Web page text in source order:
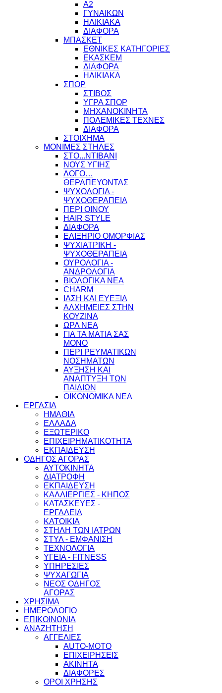
Α2
ΓΥΝΑΙΚΩΝ
ΗΛΙΚΙΑΚΑ
ΔΙΑΦΟΡΑ
ΜΠΑΣΚΕΤ
ΕΘΝΙΚΕΣ ΚΑΤΗΓΟΡΙΕΣ
ΕΚΑΣΚΕΜ
ΔΙΑΦΟΡΑ
ΗΛΙΚΙΑΚΑ
ΣΠΟΡ
ΣΤΙΒΟΣ
ΥΓΡΑ ΣΠΟΡ
ΜΗΧΑΝΟΚΙΝΗΤΑ
ΠΟΛΕΜΙΚΕΣ ΤΕΧΝΕΣ
ΔΙΑΦΟΡΑ
ΣΤΟΙΧΗΜΑ
ΜΟΝΙΜΕΣ ΣΤΗΛΕΣ
ΣΤΟ...ΝΤΙΒΑΝΙ
ΝΟΥΣ ΥΓΙΗΣ
ΛΟΓΟ…
ΘΕΡΑΠΕΥΟΝΤΑΣ
ΨΥΧΟΛΟΓΙΑ -
ΨΥΧΟΘΕΡΑΠΕΙΑ
ΠΕΡΙ ΟΙΝΟΥ
HAIR STYLE
ΔΙΑΦΟΡΑ
ΕΛΙΞΗΡΙΟ ΟΜΟΡΦΙΑΣ
ΨΥΧΙΑΤΡΙΚΗ -
ΨΥΧΟΘΕΡΑΠΕΙΑ
ΟΥΡΟΛΟΓΙΑ -
ΑΝΔΡΟΛΟΓΙΑ
ΒΙΟΛΟΓΙΚΑ ΝΕΑ
CHARM
ΙΑΣΗ ΚΑΙ ΕΥΕΞΙΑ
ΑΛΧΗΜΕΙΕΣ ΣΤΗΝ
ΚΟΥΖΙΝΑ
ΩΡΛ ΝEA
ΓΙΑ ΤΑ ΜΑΤΙΑ ΣΑΣ
ΜΟΝΟ
ΠΕΡΙ ΡΕΥΜΑΤΙΚΩΝ
ΝΟΣΗΜΑΤΩΝ
ΑΥΞΗΣΗ ΚΑΙ
ΑΝΑΠΤΥΞΗ ΤΩΝ
ΠΑΙΔΙΩΝ
ΟΙΚΟΝΟΜΙΚΑ ΝΕΑ
ΕΡΓΑΣΙΑ
ΗΜΑΘΙΑ
ΕΛΛΑΔΑ
ΕΞΩΤΕΡΙΚΟ
ΕΠΙΧΕΙΡΗΜΑΤΙΚΟΤΗΤΑ
ΕΚΠΑΙΔΕΥΣΗ
ΟΔΗΓΟΣ ΑΓΟΡΑΣ
ΑΥΤΟΚΙΝΗΤΑ
ΔΙΑΤΡΟΦΗ
ΕΚΠΑΙΔΕΥΣΗ
ΚΑΛΛΙΕΡΓΙΕΣ - ΚΗΠΟΣ
ΚΑΤΑΣΚΕΥΕΣ -
ΕΡΓΑΛΕΙΑ
ΚΑΤΟΙΚΙΑ
ΣΤΗΛΗ ΤΩΝ ΙΑΤΡΩΝ
ΣΤΥΛ - ΕΜΦΑΝΙΣΗ
ΤΕΧΝΟΛΟΓΙΑ
ΥΓΕΙΑ - FITNESS
ΥΠΗΡΕΣΙΕΣ
ΨΥΧΑΓΩΓΙΑ
ΝΕΟΣ ΟΔΗΓΟΣ
ΑΓΟΡΑΣ
ΧΡΗΣΙΜΑ
ΗΜΕΡΟΛΟΓΙΟ
ΕΠΙΚΟΙΝΩΝΙΑ
ΑΝΑΖΗΤΗΣΗ
ΑΓΓΕΛΙΕΣ
AUTO-MOTO
ΕΠΙΧΕΙΡΗΣΕΙΣ
ΑΚΙΝΗΤΑ
ΔΙΑΦΟΡΕΣ
ΟΡΟΙ ΧΡΗΣΗΣ